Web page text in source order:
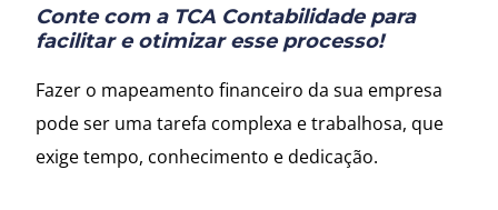
Conte com a TCA Contabilidade para
facilitar e otimizar esse processo!
Fazer o mapeamento financeiro da sua empresa
pode ser uma tarefa complexa e trabalhosa, que
exige tempo, conhecimento e dedicação.